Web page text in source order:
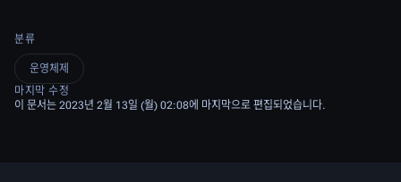
분류
운영체제
마지막 수정
이 문서는 2023년 2월 13일 (월) 02:08에 마지막으로 편집되었습니다.